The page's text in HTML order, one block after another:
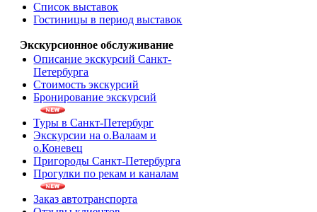
Список выставок
Гостиницы в период выставок
Экскурсионное обслуживание
Описание экскурсий Санкт-
Петербурга
Стоимость экскурсий
Бронирование экскурсий
Туры в Санкт-Петербург
Экскурсии на о.Валаам и
о.Коневец
Пригороды Санкт-Петербурга
Прогулки по рекам и каналам
Заказ автотранспорта